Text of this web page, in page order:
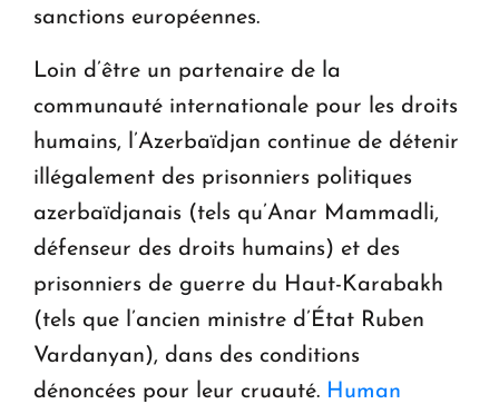
sanctions européennes.
Loin d’être un partenaire de la
communauté internationale pour les droits
humains, l’Azerbaïdjan continue de détenir
illégalement des prisonniers politiques
azerbaïdjanais (tels qu’Anar Mammadli,
défenseur des droits humains) et des
prisonniers de guerre du Haut-Karabakh
(tels que l’ancien ministre d’État Ruben
Vardanyan), dans des conditions
dénoncées pour leur cruauté. Human